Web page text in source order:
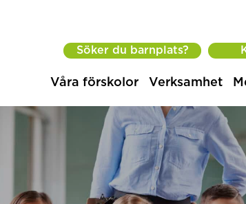
Söker du barnplats?
Våra förskolor Verksamhet